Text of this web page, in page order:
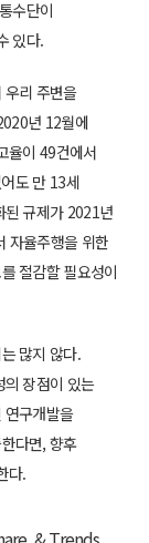
수단이
있다.
우리 주변을
년 12월에
율이 49건에서
도 만 13세
된 규제가 2021년
자율주행을 위한
절감할 필요성이
많지 않다.
장점이 있는
연구개발을
다면, 향후
다.